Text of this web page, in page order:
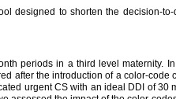
designed to shorten the decision-
periods in a third level maternity.
after the introduction of a color-
urgent CS with an ideal DDI of 30